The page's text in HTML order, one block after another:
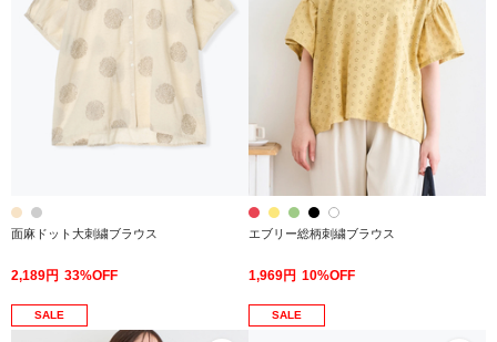
面麻ドット大刺繍ブラウス
2,189円 33%OFF
エブリー総柄刺繍ブラウス
1,969円 10%OFF
SALE SALE